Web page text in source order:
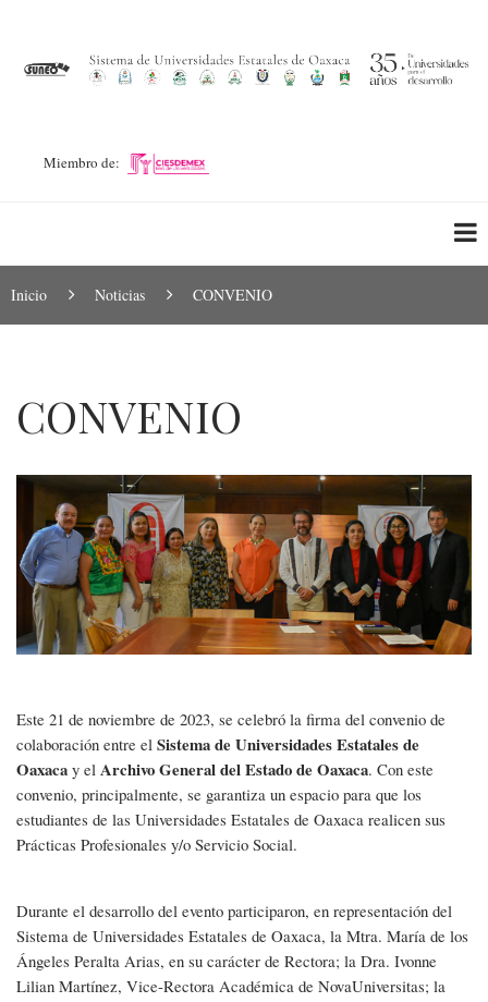
contenido
Miembro de:
Ruta
Inicio Noticias CONVENIO
CONVENIO
CONVENIO
Este 21 de noviembre de 2023, se celebró la firma del convenio de
colaboración entre el Sistema de Universidades Estatales de
Oaxaca y el Archivo General del Estado de Oaxaca. Con este
convenio, principalmente, se garantiza un espacio para que los
estudiantes de las Universidades Estatales de Oaxaca realicen sus
Prácticas Profesionales y/o Servicio Social.
Durante el desarrollo del evento participaron, en representación del
Sistema de Universidades Estatales de Oaxaca, la Mtra. María de los
Ángeles Peralta Arias, en su carácter de Rectora; la Dra. Ivonne
Lilian Martínez, Vice-Rectora Académica de NovaUniversitas; la